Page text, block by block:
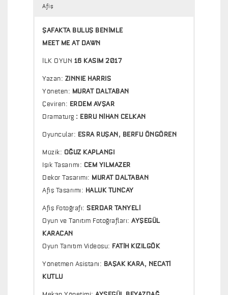
Afiş
ŞAFAKTA BULUŞ BENİMLE
MEET ME AT DAWN
İLK OYUN 16 KASIM 2017
Yazan: ZINNIE HARRIS
Yöneten: MURAT DALTABAN
Çeviren: ERDEM AVŞAR
Dramaturg : EBRU NİHAN CELKAN
Oyuncular: ESRA RUŞAN, BERFU ÖNGÖREN
Müzik: OĞUZ KAPLANGI
Işık Tasarımı: CEM YILMAZER
Dekor Tasarımı: MURAT DALTABAN
Afiş Tasarımı: HALUK TUNCAY
Afiş Fotoğrafı: SERDAR TANYELİ
Oyun ve Tanıtım Fotoğrafları: AYŞEGÜL
KARACAN
Oyun Tanıtım Videosu: FATİH KIZILGÖK
Yönetmen Asistanı: BAŞAK KARA, NECATİ
KUTLU